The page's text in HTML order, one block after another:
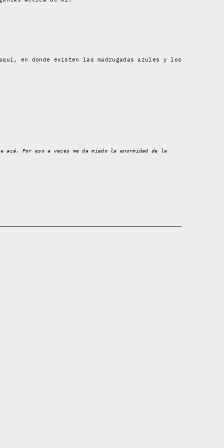
en donde existen las madrugadas azules y los
Por eso a veces me da miedo la enormidad de la